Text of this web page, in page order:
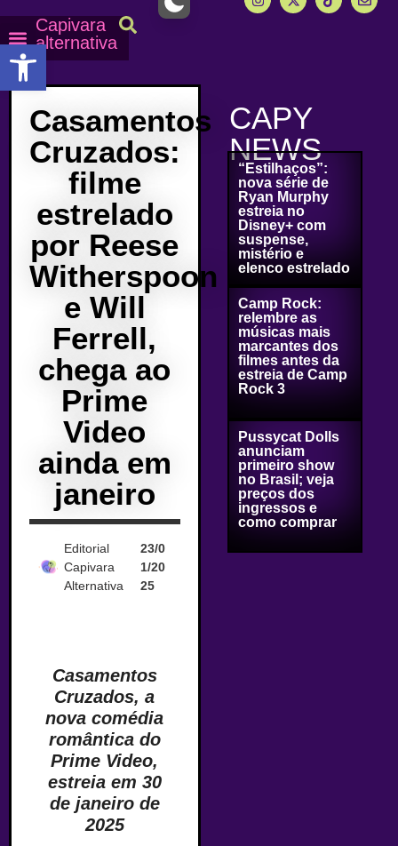
Capivara
alternativa
Casamentos
Cruzados:
filme
estrelado
por Reese
Witherspoon
e Will
Ferrell,
chega ao
Prime
Video
ainda em
janeiro
Editorial
Capivara
Alternativa
23/0
1/20
25
Casamentos
Cruzados, a
nova comédia
romântica do
Prime Video,
estreia em 30
de janeiro de
2025
CAPY
NEWS
“Estilhaços”:
nova série de
Ryan Murphy
estreia no
Disney+ com
suspense,
mistério e
elenco estrelado
Camp Rock:
relembre as
músicas mais
marcantes dos
filmes antes da
estreia de Camp
Rock 3
Pussycat Dolls
anunciam
primeiro show
no Brasil; veja
preços dos
ingressos e
como comprar
Abrir a barra de ferramentas